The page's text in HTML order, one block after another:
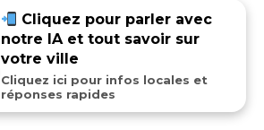
Cliquez pour parler avec
notre IA et tout savoir sur
votre ville
Cliquez ici pour infos locales et
réponses rapides